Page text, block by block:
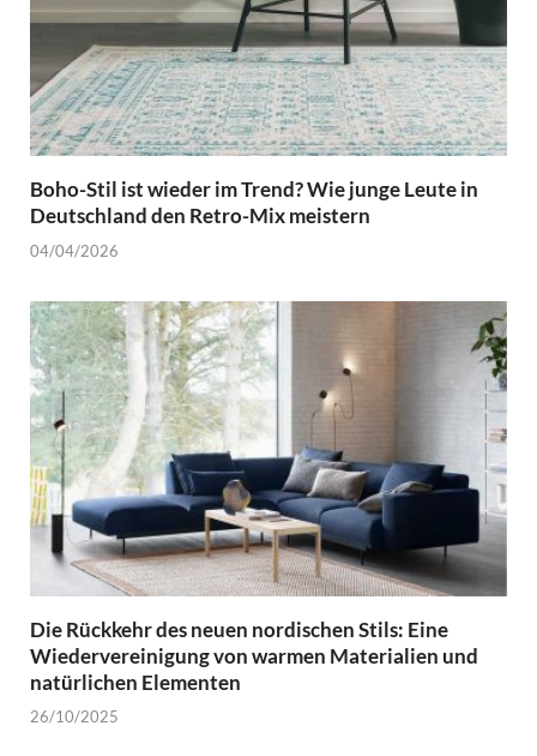
Boho-Stil ist wieder im Trend? Wie junge Leute in
Deutschland den Retro-Mix meistern
04/04/2026
Die Rückkehr des neuen nordischen Stils: Eine
Wiedervereinigung von warmen Materialien und
natürlichen Elementen
26/10/2025